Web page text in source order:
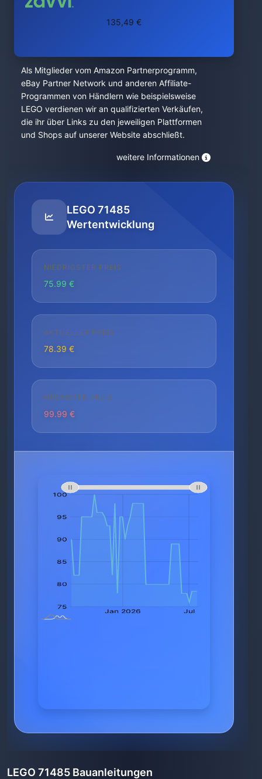
135,49 €
Als Mitglieder vom Amazon Partnerprogramm,
eBay Partner Network und anderen Affiliate-
Programmen von Händlern wie beispielsweise
LEGO verdienen wir an qualifizierten Verkäufen,
die ihr über Links zu den jeweiligen Plattformen
und Shops auf unserer Website abschließt.
weitere Informationen
LEGO 71485
Wertentwicklung
NIEDRIGSTER PREIS
75.99 €
AKTUELLER PREIS
78.39 €
HÖCHSTER PREIS
99.99 €
LEGO 71485 Bauanleitungen